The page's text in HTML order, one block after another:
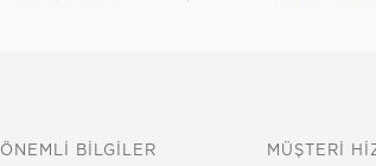
ÖNEMLİ BİLGİLER MÜŞTERİ